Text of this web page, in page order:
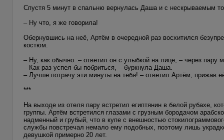
Спустя 5 минут в спальню вернулась Даша и с нескрываемым
– Ну что, я же говорила!
Обернувшись на неё, Артём в очередной раз восхитился
костюм.
– Ну, как обычно. – ответил он с улыбкой на лице, – через пару
– Как раз успел бы побриться, – буркнула Даша.
– Лучше потрачу эти минуты на тебя! – ответил Артём, прижав
***
На выходе из отеля пару встретил египтянин в белой рубахе,
группы. Артём встретился глазами с грузным бородачом
надменный и грубый, что в купе с внешностью
службы повстречал немало ему подобных, поэтому лишь
девушкой примерно 20 лет.